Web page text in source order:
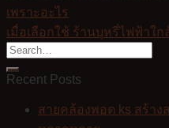
เพราะอะไร
เมื่อเลือกใช้ ร้านบุหรี่ไฟฟ้าใ
Recent Posts
สายคล้องพอต ks สร้าง